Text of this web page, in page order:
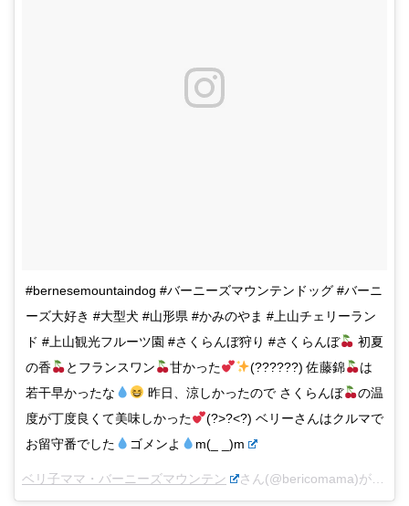
#bernesemountaindog #バーニーズマウンテンドッグ #バーニ
ーズ大好き #大型犬 #山形県 #かみのやま #上山チェリーラン
ド #上山観光フルーツ園 #さくらんぼ狩り #さくらんぼ
初夏
の香
とフランスワン 甘かった (??????) 佐藤錦
は
若干早かったな
昨日、涼しかったので さくらんぼ
の温
度が丁度良くて美味しかった
(?>?<?) ベリーさんはクルマで
お留守番でした
ゴメンよ m(_ _)m
ベリ子ママ・バーニーズマウンテン さん(@bericomama)がシェアした投稿 –